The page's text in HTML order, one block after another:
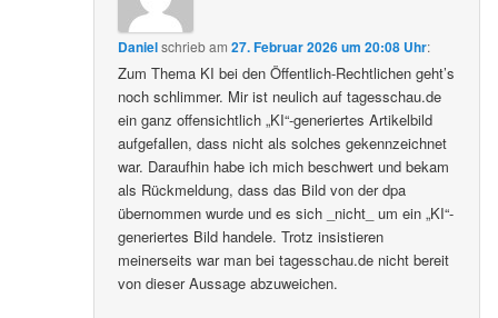
Danielschriebam27. Februar 2026 um 20:08 Uhr:
Zum Thema KI bei den Öffentlich-Rechtlichen geht’s
noch schlimmer. Mir ist neulich auf tagesschau.de
ein ganz offensichtlich „KI“-generiertes Artikelbild
aufgefallen, dass nicht als solches gekennzeichnet
war. Daraufhin habe ich mich beschwert und bekam
als Rückmeldung, dass das Bild von der dpa
übernommen wurde und es sich _nicht_ um ein „KI“-
generiertes Bild handele. Trotz insistieren
meinerseits war man bei tagesschau.de nicht bereit
von dieser Aussage abzuweichen.